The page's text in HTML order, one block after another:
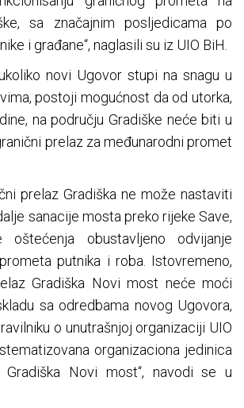
sa značajnim posljedicama po
i građane“, naglasili su iz UIO BiH.
novi Ugovor stupi na snagu u
postoji mogućnost da od utorka,
na području Gradiške neće biti u
prelaz za međunarodni promet
prelaz Gradiška ne može nastaviti
sanacije mosta preko rijeke Save,
obustavljeno odvijanje
putnika i roba. Istovremeno,
Gradiška Novi most neće moći
sa odredbama novog Ugovora,
o unutrašnjoj organizaciji UIO
organizaciona jedinica
Gradiška Novi most“, navodi se u